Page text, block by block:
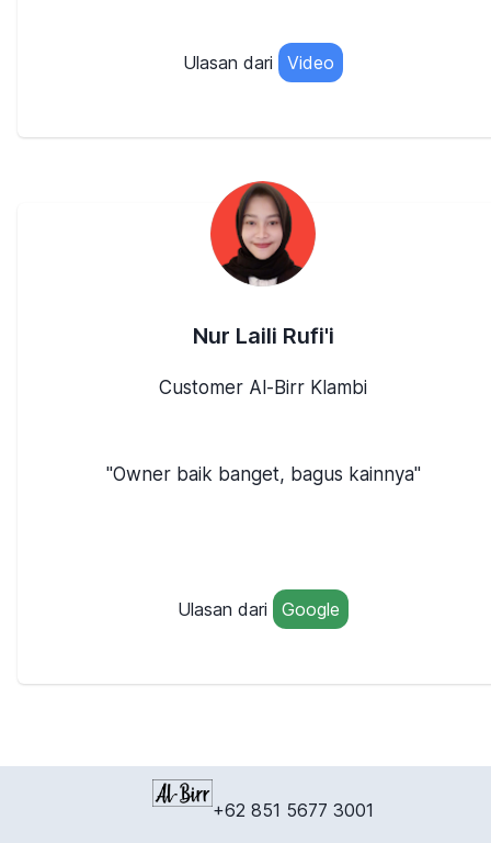
Ulasan dari Video
Nur Laili Rufi'i
Customer Al-Birr Klambi
"Owner baik banget, bagus kainnya"
Ulasan dari Google
+62 851 5677 3001